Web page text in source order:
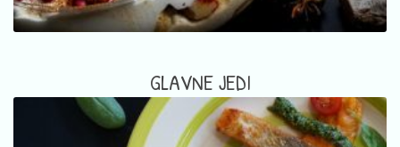
GLAVNE JEDI